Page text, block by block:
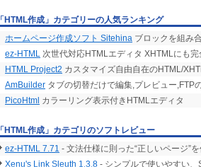
「HTML作成」カテゴリーの人気ランキング
ホームページ作成ソフト Sitehina ブロックを組み
ez-HTML 次世代対応HTMLエディタ XHTMLにも完
HTML Project2 カスタマイズ自由自在のHTML/
AmBuilder タブの切替だけで編集,プレビュー,FTP
PicoHtml カラーリング表示付きHTMLエディタ
「HTML作成」カテゴリのソフトレビュー
ez-HTML 7.71 - 文法仕様に則った“正しいページ”
Xenu's Link Sleuth 1.3.8 - シンプルで使いやすい